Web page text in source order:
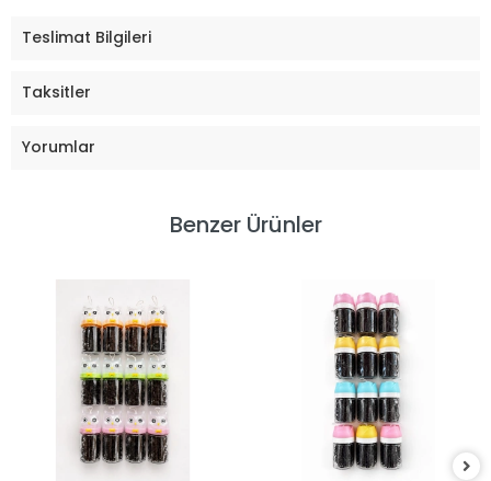
Teslimat Bilgileri
Taksitler
Yorumlar
Benzer Ürünler